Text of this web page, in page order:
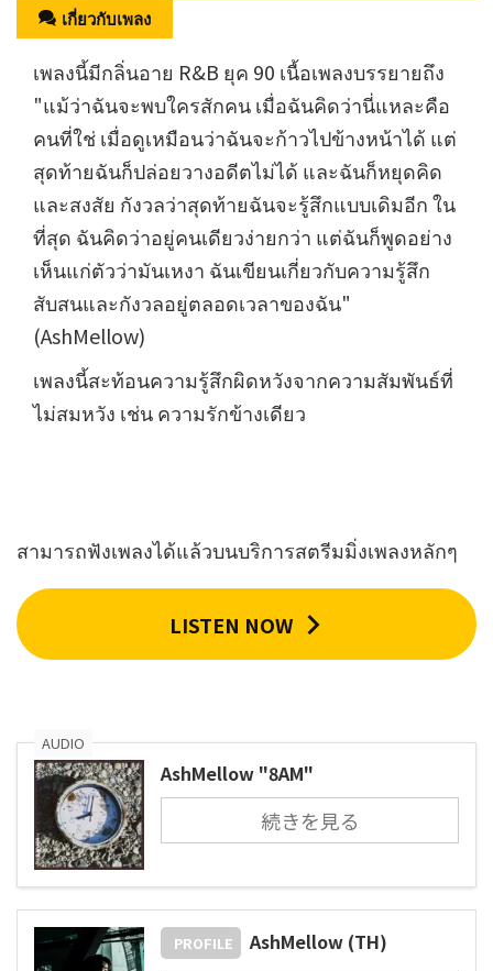
เกี่ยวกับเพลง
เพลงนี้มีกลิ่นอาย R&B ยุค 90 เนื้อเพลงบรรยายถึง
"แม้ว่าฉันจะพบใครสักคน เมื่อฉันคิดว่านี่แหละคือ
คนที่ใช่ เมื่อดูเหมือนว่าฉันจะก้าวไปข้างหน้าได้ แต่
สุดท้ายฉันก็ปล่อยวางอดีตไม่ได้ และฉันก็หยุดคิด
และสงสัย กังวลว่าสุดท้ายฉันจะรู้สึกแบบเดิมอีก ใน
ที่สุด ฉันคิดว่าอยู่คนเดียวง่ายกว่า แต่ฉันก็พูดอย่าง
เห็นแก่ตัวว่ามันเหงา ฉันเขียนเกี่ยวกับความรู้สึก
สับสนและกังวลอยู่ตลอดเวลาของฉัน"
(AshMellow)
เพลงนี้สะท้อนความรู้สึกผิดหวังจากความสัมพันธ์ที่
ไม่สมหวัง เช่น ความรักข้างเดียว
สามารถฟังเพลงได้แล้วบนบริการสตรีมมิ่งเพลงหลักๆ
LISTEN NOW
AUDIO
AshMellow "8AM"
続きを見る
PROFILE AshMellow (TH)